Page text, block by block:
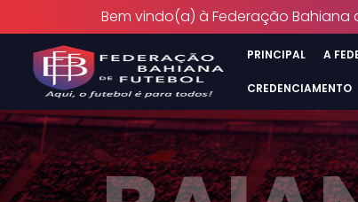
Bem vindo(a) à Federação Bahiana
PRINCIPAL A
CREDENCIAMENTO